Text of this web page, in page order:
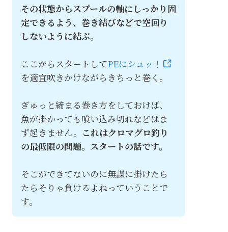
その状態からスプールの軸にしっかり固
定できるよう、巻き結びなどで空回り
しないように結ぶ。
ここからスタートしてPEにシュッ！
を適宜吹きかけながらきちっと巻く。
ぎゅっと締まる巻き方をしておけば、
魚が掛かっても喰い込み切れなどはま
ず起きません。 これはクロマグロ釣り
の最低限の問題。スタートの話です。
そこができてないのに無謀に掛けたら
たらそりゃ負けるよねっていうことで
す。